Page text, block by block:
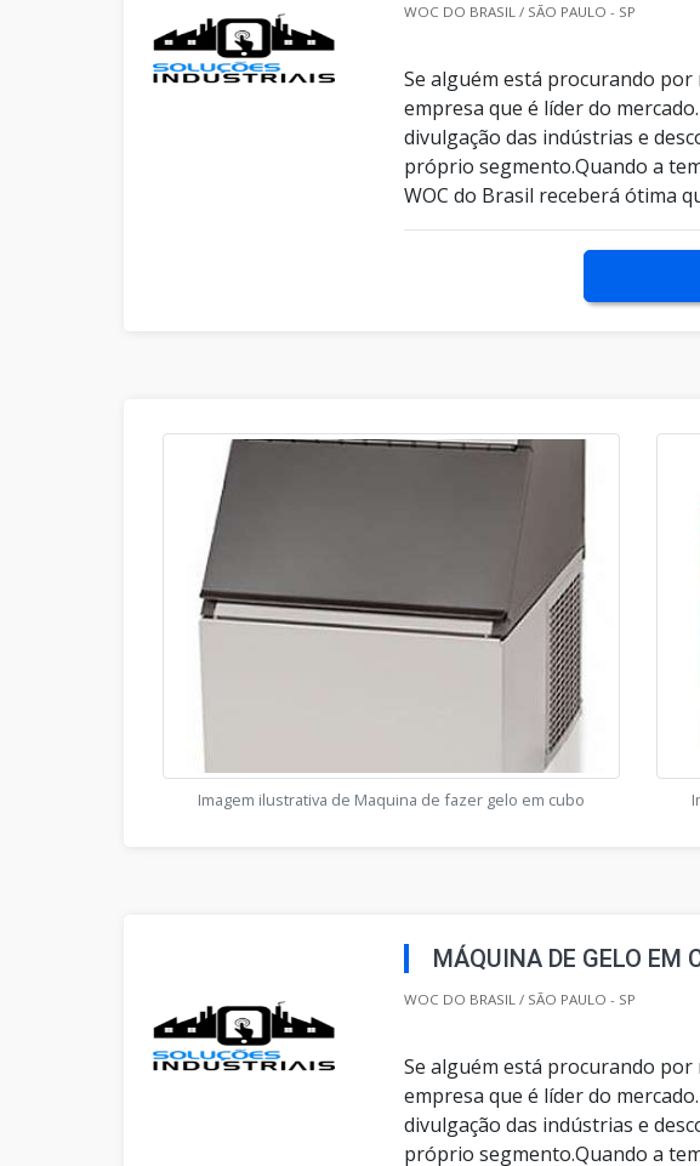
WOC DO BRASIL / SÃO PAULO - SP
Se alguém está procurando
empresa que é líder do
divulgação das indústrias e
próprio segmento.Quando a
WOC do Brasil receberá ótima
Imagem ilustrativa de Maquina de fazer gelo em cubo
MÁQUINA DE GELO EM
WOC DO BRASIL / SÃO PAULO - SP
Se alguém está procurando
empresa que é líder do
divulgação das indústrias e
próprio segmento.Quando a